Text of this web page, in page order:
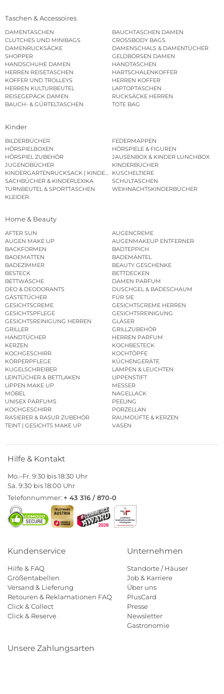
Taschen & Accessoires
DAMENTASCHEN
BAUCHTASCHEN DAMEN
CLUTCHES UND MINIBAGS
CROSSBODY BAGS
DAMENRUCKSÄCKE
DAMENSCHALS & DAMENTÜCHER
SHOPPER
GELDBÖRSEN DAMEN
HANDSCHUHE DAMEN
HANDTASCHEN
HERREN REISETASCHEN
HARTSCHALENKOFFER
KOFFER UND TROLLEYS
HERREN KOFFER
HERREN KULTURBEUTEL
LAPTOPTASCHEN
REISEGEPÄCK DAMEN
RUCKSÄCKE HERREN
BAUCH- & GÜRTELTASCHEN
TOTE BAG
Kinder
BILDERBÜCHER
FEDERMAPPEN
HÖRSPIELBOXEN
HÖRSPIELE & FIGUREN
HÖRSPIEL ZUBEHÖR
JAUSENBOX & KINDER LUNCHBOX
JUGENDBÜCHER
KINDERBÜCHER
KINDERGARTENRUCKSACK | KINDERGARTENBEUTEL
KUSCHELTIERE
SACHBÜCHER & KINDERLEXIKA
SCHULTASCHEN
TURNBEUTEL & SPORTTASCHEN
WEIHNACHTSKINDERBÜCHER
KLEIDER
Home & Beauty
AFTER SUN
AUGENCREME
AUGEN MAKE UP
AUGENMAKEUP ENTFERNER
BACKFORMEN
BADTEPPICH
BADEMATTEN
BADEMÄNTEL
BADEZIMMER
BEAUTY GESCHENKE
BESTECK
BETTDECKEN
BETTWÄSCHE
DAMEN PARFUM
DEO & DEODORANTS
DUSCHGEL & BADESCHAUM
GÄSTETÜCHER
FÜR SIE
GESICHTSCREME
GESICHTSCREME HERREN
GESICHTSPFLEGE
GESICHTSREINIGUNG
GESICHTSREINIGUNG HERREN
GLÄSER
GRILLER
GRILLZUBEHÖR
HANDTÜCHER
HERREN PARFUM
KERZEN
KOCHBESTECK
KOCHGESCHIRR
KOCHTÖPFE
KÖRPERPFLEGE
KÜCHENGERÄTE
KUGELSCHREIBER
LAMPEN & LEUCHTEN
LEINTÜCHER & BETTLAKEN
LIPPENSTIFT
LIPPEN MAKE UP
MESSER
MÖBEL
NAGELLACK
UNISEX PARFUMS
PEELING
KOCHGESCHIRR
PORZELLAN
RASIERER & RASUR ZUBEHÖR
RAUMDÜFTE & KERZEN
TEINT | GESICHTS MAKE UP
VASEN
Hilfe & Kontakt
Mo.–Fr. 9:30 bis 18:30 Uhr
Sa. 9:30 bis 18:00 Uhr
Telefonnummer: + 43 316 / 870-0
Kundenservice
Hilfe & FAQ
Größentabellen
Versand & Lieferung
Retouren & Reklamationen FAQ
Click & Collect
Click & Reserve
Unternehmen
Standorte / Häuser
Job & Karriere
Über uns
PlusCard
Presse
Newsletter
Gastronomie
Unsere Zahlungsarten